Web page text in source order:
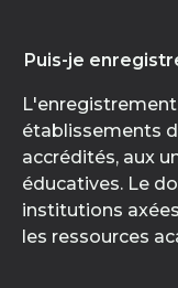
Puis-je
établissements
accrédités, aux
éducatives. Le
institutions
les ressources